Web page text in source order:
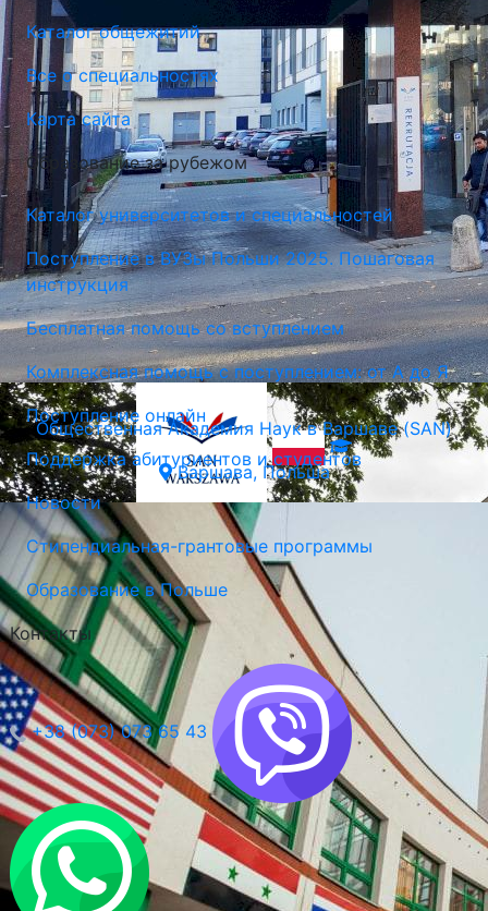
Краковский Педагогический Университет
Краков, Польша
Общественная Академия Наук в Варшаве (SAN)
Варшава, Польша
Каталог общежитий
Все о специальностях
Карта сайта
Образование за рубежом
Каталог университетов и специальностей
Поступление в ВУЗы Польши 2025. Пошаговая
инструкция
Бесплатная помощь со вступлением
Комплексная помощь с поступлением: от А до Я
Поступление онлайн
Поддержка абитуриентов и студентов
Новости
Стипендиальная-грантовые программы
Образование в Польше
Контакты
+38 (073) 073 65 43